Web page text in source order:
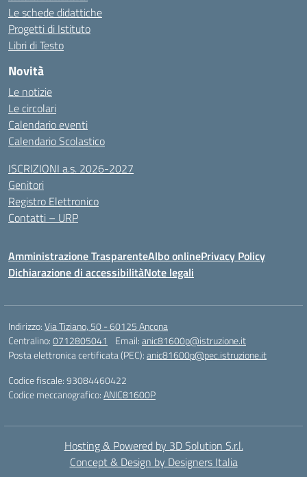
Le schede didattiche
Progetti di Istituto
Libri di Testo
Novità
Le notizie
Le circolari
Calendario eventi
Calendario Scolastico
ISCRIZIONI a.s. 2026-2027
Genitori
Registro Elettronico
Contatti – URP
Amministrazione TrasparenteAlbo onlinePrivacy Policy
Dichiarazione di accessibilitàNote legali
Indirizzo:Via Tiziano, 50 - 60125 Ancona
Centralino:0712805041 Email:anic81600p@istruzione.it
Posta elettronica certificata (PEC):anic81600p@pec.istruzione.it
Codice fiscale: 93084460422
Codice meccanografico:ANIC81600P
Hosting & Powered by 3D Solution S.r.l.
Concept & Design by Designers Italia